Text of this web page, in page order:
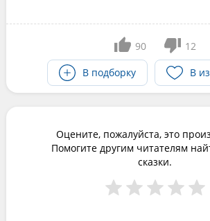
90
12
В подборку
В
Оцените, пожалуйста, это
Помогите другим читателям
сказки.